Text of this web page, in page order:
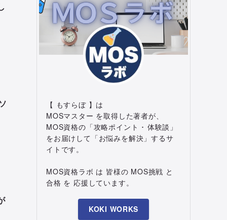
【 もすらぼ 】は
MOSマスター を取得した著者が、
MOS資格の「攻略ポイント ･ 体験談」
をお届けして「お悩みを解決」するサ
イトです。
MOS資格ラボ は 皆様の MOS挑戦 と
合格 を 応援しています。
KOKI WORKS